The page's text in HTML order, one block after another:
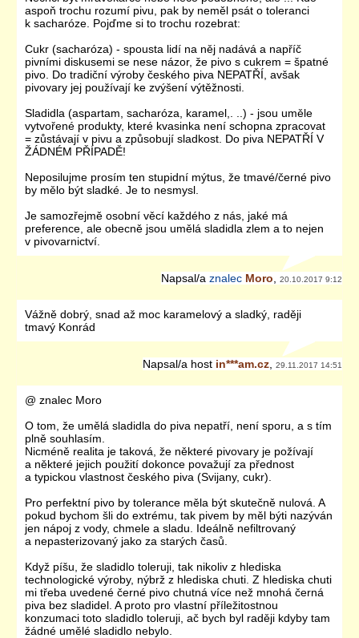
aspoň trochu rozumí pivu, pak by neměl psát o toleranci
k sacharóze. Pojďme si to trochu rozebrat:
Cukr (sacharóza) - spousta lidí na něj nadává a napříč
pivními diskusemi se nese názor, že pivo s cukrem = špatné
pivo. Do tradiční výroby českého piva NEPATŘÍ, avšak
pivovary jej používají ke zvýšení výtěžnosti.
Sladidla (aspartam, sacharóza, karamel,. ..) - jsou uměle
vytvořené produkty, které kvasinka není schopna zpracovat
= zůstávají v pivu a způsobují sladkost. Do piva NEPATŘÍ V
ŽÁDNÉM PŘÍPADĚ!
Neposilujme prosím ten stupidní mýtus, že tmavé/černé pivo
by mělo být sladké. Je to nesmysl.
Je samozřejmě osobní věcí každého z nás, jaké má
preference, ale obecně jsou umělá sladidla zlem a to nejen
v pivovarnictví.
Napsal/a znalec Moro 20.10.2017 9:12
Vážně dobrý, snad až moc karamelový a sladký, raději
tmavý Konrád
Napsal/a host in***am.cz 29.11.2017 14:51
@ znalec Moro
O tom, že umělá sladidla do piva nepatří, není sporu, a s tím
plně souhlasím.
Nicméně realita je taková, že některé pivovary je požívají
a některé jejich použití dokonce považují za přednost
a typickou vlastnost českého piva (Svijany, cukr).
Pro perfektní pivo by tolerance měla být skutečně nulová. A
pokud bychom šli do extrému, tak pivem by měl býti nazýván
jen nápoj z vody, chmele a sladu. Ideálně nefiltrovaný
a nepasterizovaný jako za starých časů.
Když píšu, že sladidlo toleruji, tak nikoliv z hlediska
technologické výroby, nýbrž z hlediska chuti. Z hlediska chuti
mi třeba uvedené černé pivo chutná více než mnohá černá
piva bez sladidel. A proto pro vlastní příležitostnou
konzumaci toto sladidlo toleruji, ač bych byl raději kdyby tam
žádné umělé sladidlo nebylo.